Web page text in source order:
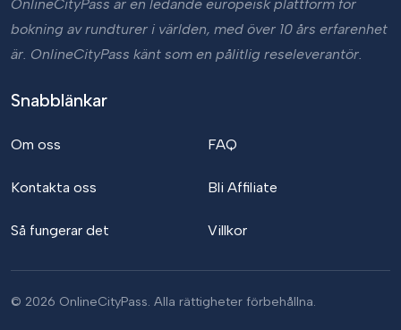
OnlineCityPass är en ledande europeisk plattform för
bokning av rundturer i världen, med över 10 års erfarenhet
är. OnlineCityPass känt som en pålitlig reseleverantör.
Snabblänkar
Om oss
Kontakta oss
Så fungerar det
FAQ
Bli Affiliate
Villkor
© 2026 OnlineCityPass. Alla rättigheter förbehållna.